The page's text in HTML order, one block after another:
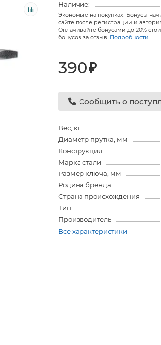
Наличие:
Экономьте на покупках! Бонусы
сайте после регистрации и
Оплачивайте бонусами до 20%
бонусов за отзыв. Подробности
390₽
Сообщить о
Вес, кг
Диаметр прутка, мм
Конструкция
Марка стали
Размер ключа, мм
Родина бренда
Страна происхождения
Тип
Производитель
Все характеристики